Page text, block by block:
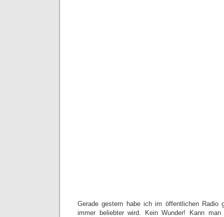
Gerade gestern habe ich im öffentlichen Radio
immer beliebter wird. Kein Wunder! Kann